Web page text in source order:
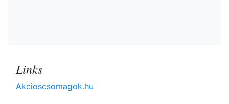
Links
Akcioscsomagok.hu